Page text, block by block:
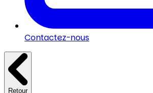
Contactez-nous
Retour